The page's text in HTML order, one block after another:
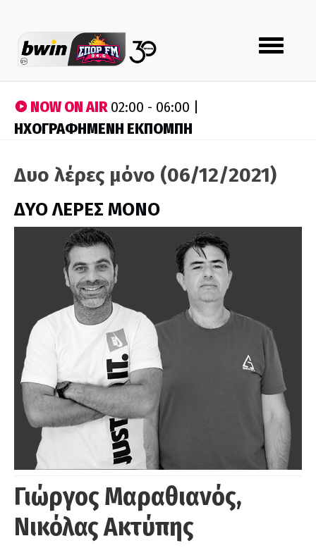
Toggle
navigation
NOW ON AIR02:00 - 06:00 |
ΗΧΟΓΡΑΦΗΜΕΝΗ ΕΚΠΟΜΠΗ
Δυο λέρες μόνο (06/12/2021)
ΔΥΟ ΛΕΡΕΣ ΜΟΝΟ
Γιώργος Μαραθιανός,
Νικόλας Ακτύπης